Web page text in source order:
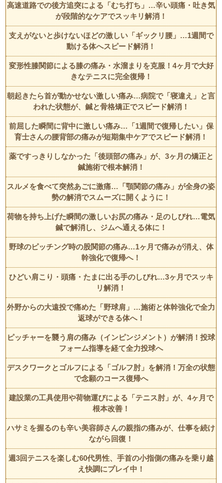
高速道路での後方追突による「むち打ち」…辛い頭痛・吐き気
が段階的なケアでスッキリ解消！
支えがないと歩けないほどの激しい「ギックリ腰」…1週間で
動ける体へスピード解消！
変形性膝関節による膝の痛み・水溜まりを克服！4ヶ月で大好
きなテニスに完全復帰！
朝起きたら首が動かせない激しい痛み…病院で「寝違え」と言
われた状態が、鍼と骨格矯正でスピード解消！
前屈した瞬間に背中に激しい痛み…「1週間で復帰したい」保
育士さんの腰背部の痛みが短期集中ケアでスピード解消！
薬ですっきりしなかった「後頭部の痛み」が、3ヶ月の矯正と
鍼施術で根本解消！
スルメを食べて突然あごに激痛…「顎関節の痛み」が全身の姿
勢の解消でスムーズに開くように！
荷物を持ち上げた瞬間の激しいお尻の痛み・足のしびれ…電気
鍼で解消し、ジムへ通える体に！
野球のピッチング時の股関節の痛み…1ヶ月で痛みが消え、体
幹強化で復帰へ！
ひどい肩こり・頭痛・たまに出る手のしびれ…3ヶ月でスッキ
リ解消！
外野からの大遠投で痛めた「野球肩」…施術と体幹強化で全力
返球ができる体へ！
ピッチャーを襲う肩の痛み（インピンジメント）が解消！投球
フォーム指導を経て全力投球へ
デスクワークとゴルフによる「ゴルフ肘」を解消！万全の状態
で念願のコース復帰へ
建設業の工具使用や荷物運びによる「テニス肘」が、4ヶ月で
根本改善！
ハサミを握るのも辛い美容師さんの親指の痛みが、仕事を続け
ながら回復！
週3回テニスを楽しむ60代男性、手首の小指側の痛みを乗り越
え快調にプレイ中！